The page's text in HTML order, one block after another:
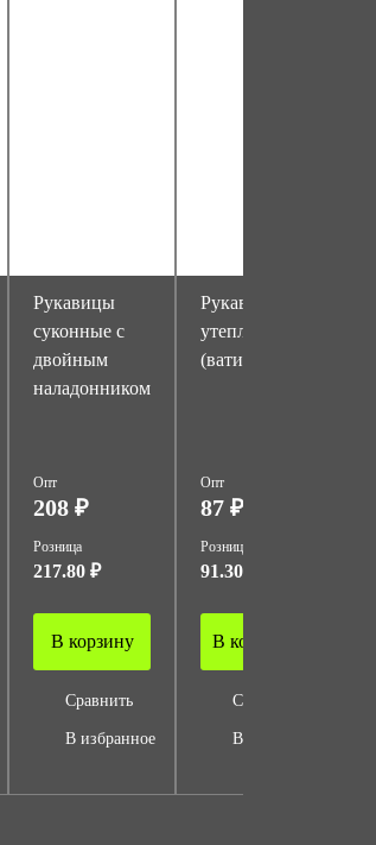
Рукавицы
суконные с
двойным
наладонником
Опт
208 ₽
Розница
217.80 ₽
В корзину
Сравнить
В избранное
Рукавицы
утепленные
(ватин)
Опт
87 ₽
Розница
91.30 ₽
В корзину
Сравнить
В избранное